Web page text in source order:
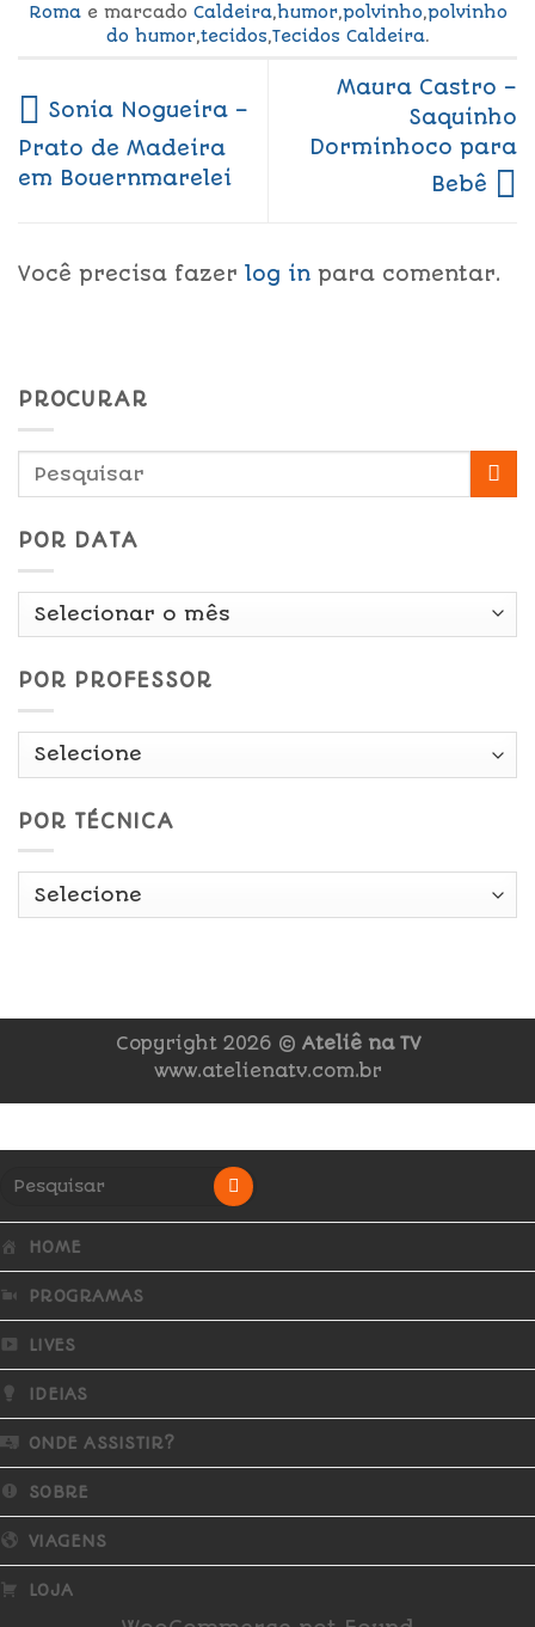
Romae marcado Caldeira,humor,polvinho,polvinho
do humor,tecidos,Tecidos Caldeira.
Sonia Nogueira –
Prato de Madeira
em Bouernmarelei
Maura Castro –
Saquinho
Dorminhoco para
Bebê
Você precisa fazer log in para comentar.
PROCURAR
POR DATA
Por
POR PROFESSOR
POR TÉCNICA
Copyright 2026 © Ateliê na TV
www.atelienatv.com.br
HOME
PROGRAMAS
LIVES
IDEIAS
ONDE ASSISTIR?
SOBRE
VIAGENS
LOJA